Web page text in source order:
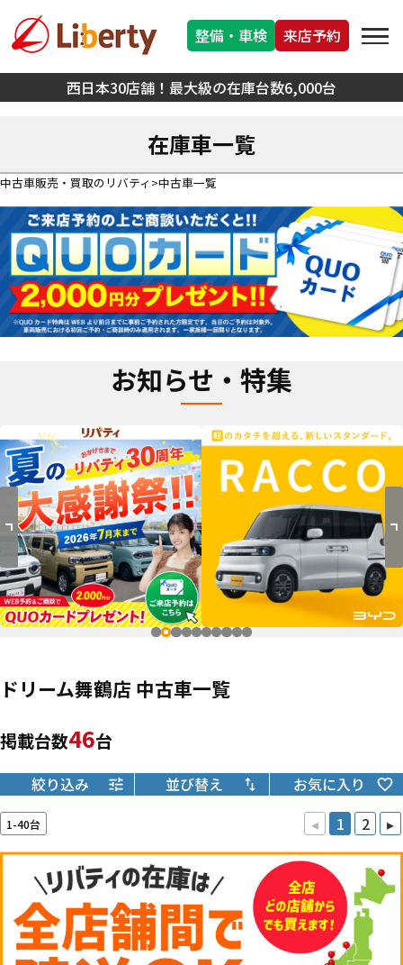
西日本30店舗！最大級の在庫台数6,000台
整備・車検 来店予約
在庫車一覧
中古車販売・買取のリバティ 中古車一覧
お知らせ・特集
ドリーム舞鶴店 中古車一覧
掲載台数46台
絞り込み 並び替え お気に入り
1-40台 ◂ 1 2 ▸